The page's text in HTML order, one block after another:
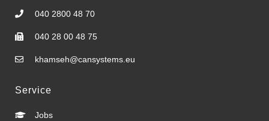
040 2800 48 70
040 28 00 48 75
khamseh@cansystems.eu
Service
Jobs